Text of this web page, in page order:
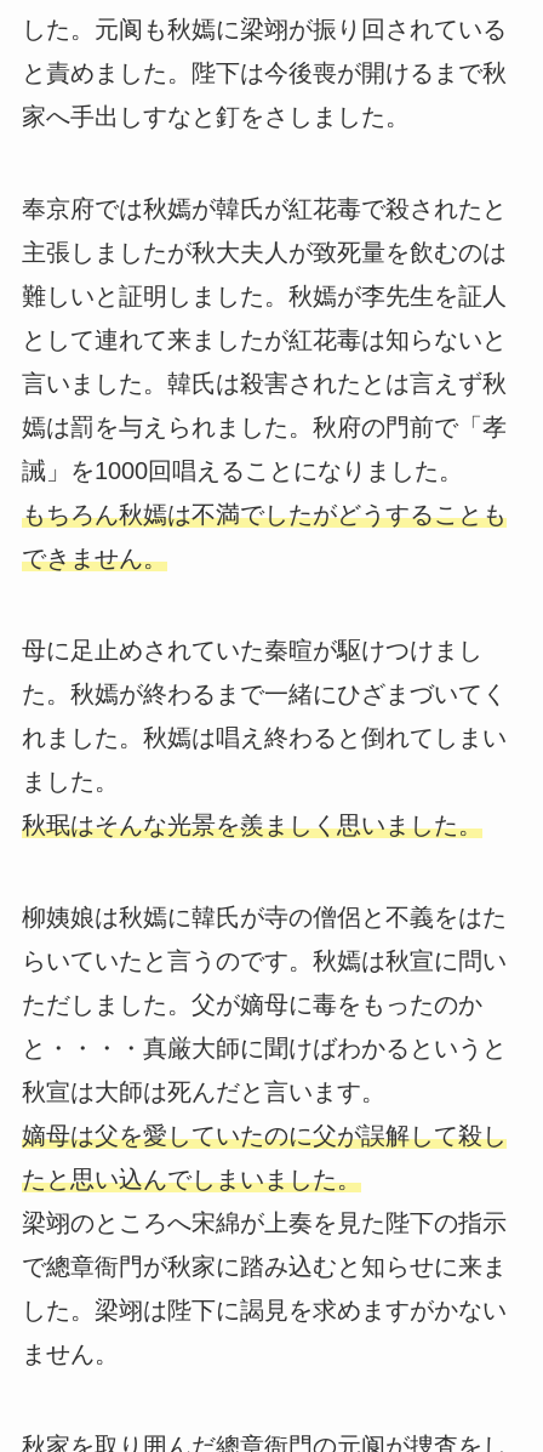
した。元阆も秋嫣に梁翊が振り回されている
と責めました。陛下は今後喪が開けるまで秋
家へ手出しすなと釘をさしました。
奉京府では秋嫣が韓氏が紅花毒で殺されたと
主張しましたが秋大夫人が致死量を飲むのは
難しいと証明しました。秋嫣が李先生を証人
として連れて来ましたが紅花毒は知らないと
言いました。韓氏は殺害されたとは言えず秋
嫣は罰を与えられました。秋府の門前で「孝
誡」を1000回唱えることになりました。
もちろん秋嫣は不満でしたがどうすることも
できません。
母に足止めされていた秦暄が駆けつけまし
た。秋嫣が終わるまで一緒にひざまづいてく
れました。秋嫣は唱え終わると倒れてしまい
ました。
秋珉はそんな光景を羨ましく思いました。
柳姨娘は秋嫣に韓氏が寺の僧侶と不義をはた
らいていたと言うのです。秋嫣は秋宣に問い
ただしました。父が嫡母に毒をもったのか
と・・・・真厳大師に聞けばわかるというと
秋宣は大師は死んだと言います。
嫡母は父を愛していたのに父が誤解して殺し
たと思い込んでしまいました。
梁翊のところへ宋綿が上奏を見た陛下の指示
で總章衙門が秋家に踏み込むと知らせに来ま
した。梁翊は陛下に謁見を求めますがかない
ません。
秋家を取り囲んだ總章衙門の元阆が捜査をし